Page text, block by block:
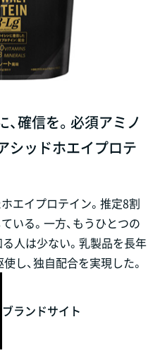
確信を。必須アミノ
シッドホエイプロテ
エイプロテイン。推定8割
いる。一方、もうひとつの
る人は少ない。乳製品を長年
し、独自配合を実現した。
ブランドサイト